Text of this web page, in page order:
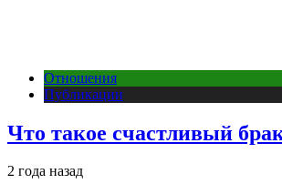
Отношения
Публикации
Что такое счастливый
2 года назад